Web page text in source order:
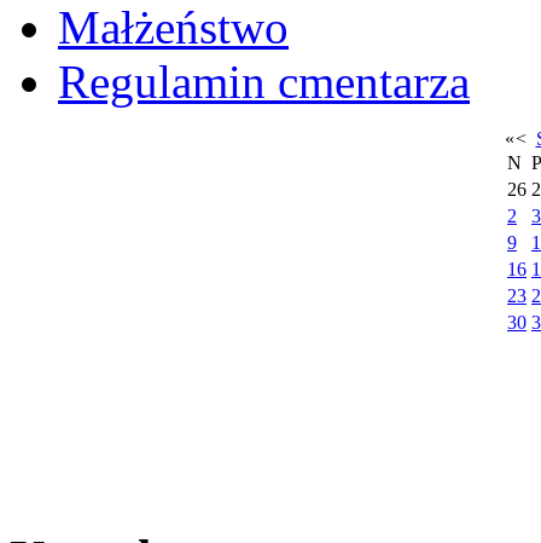
Małżeństwo
Regulamin cmentarza
«<
N P
26
2
3
9
16
23
30